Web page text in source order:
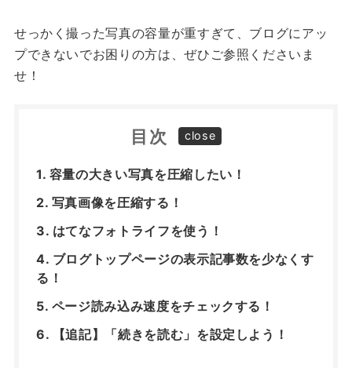
せっかく撮った写真の容量が重すぎて、ブログにアッ
プできないでお困りの方は、ぜひご参照くださいま
せ！
目次
容量の大きい写真を圧縮したい！
写真画像を圧縮する！
はてなフォトライフを使う！
ブログトップページの表示記事数を少なくす
る！
ページ読み込み速度をチェックする！
【追記】「続きを読む」を設定しよう！